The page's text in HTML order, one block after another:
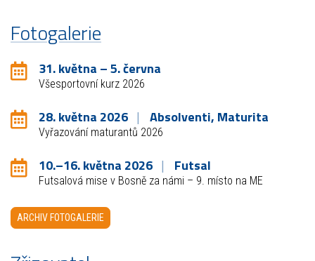
Fotogalerie
31. května – 5. června
Všesportovní kurz 2026
28. května 2026 Absolventi, Maturita
Vyřazování maturantů 2026
10.–16. května 2026 Futsal
Futsalová mise v Bosně za námi – 9. místo na ME
ARCHIV FOTOGALERIE